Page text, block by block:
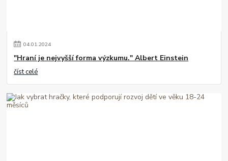
04.01.2024
"Hraní je nejvyšší forma výzkumu." Albert Einstein
číst celé